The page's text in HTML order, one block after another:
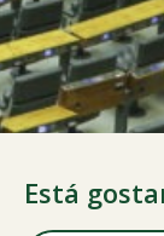
Está